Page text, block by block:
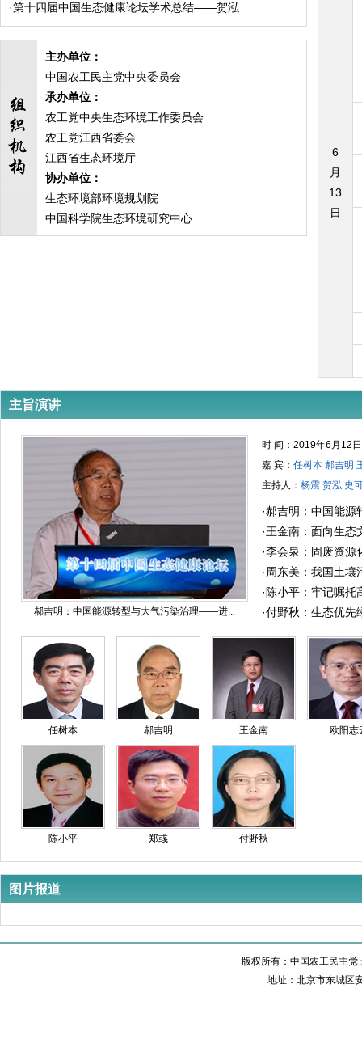
·第十四届中国生态健康论坛学术总结——贺泓
主办单位：
中国农工民主党中央委员会
承办单位：
农工党中央生态环境工作委员会
农工党江西省委会
江西省生态环境厅
协办单位：
生态环境部环境规划院
中国科学院生态环境研究中心
6
月
13
日
主旨演讲
郝吉明：中国能源转型与大气污染治理——进...
时 间：2019年6月12
嘉 宾： 任树本 郝吉明
主持人： 杨震 贺泓 史
·郝吉明：中国能
展、挑战与展望
·王金南：面向生态
值（GEEP）核算
·李会泉：固废资源
· 周东美：我国土壤
· 陈小平：牢记嘱托
验区 感恩奋进高标
·付野秋：生态优先
任树本 郝吉明 王金南 欧阳志
陈小平 郑彧 付野秋
图片报道
版权所有：中国农工民主
地址：北京市东城